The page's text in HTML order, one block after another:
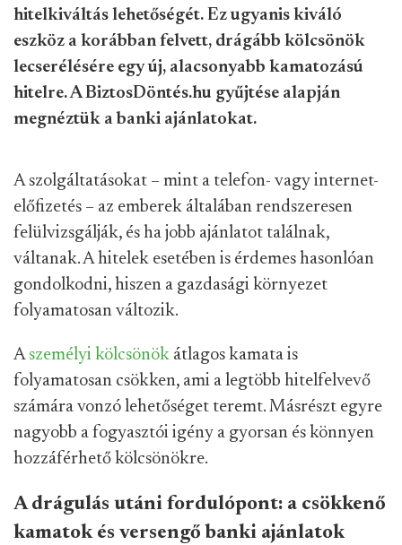
hitelkiváltás lehetőségét. Ez ugyanis kiváló
eszköz a korábban felvett, drágább kölcsönök
lecserélésére egy új, alacsonyabb kamatozású
hitelre. A BiztosDöntés.hu gyűjtése alapján
megnéztük a banki ajánlatokat.
A szolgáltatásokat – mint a telefon- vagy internet-
előfizetés – az emberek általában rendszeresen
felülvizsgálják, és ha jobb ajánlatot találnak,
váltanak. A hitelek esetében is érdemes hasonlóan
gondolkodni, hiszen a gazdasági környezet
folyamatosan változik.
Aszemélyi kölcsönök átlagos kamata is
folyamatosan csökken, ami a legtöbb hitelfelvevő
számára vonzó lehetőséget teremt. Másrészt egyre
nagyobb a fogyasztói igény a gyorsan és könnyen
hozzáférhető kölcsönökre.
A drágulás utáni fordulópont: a csökkenő
kamatok és versengő banki ajánlatok